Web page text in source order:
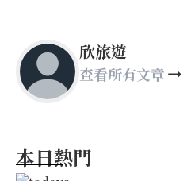
欣旅遊
查看所有文章
本日熱門